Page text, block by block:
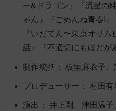
ー&ドラゴン』『流星の
ゃん』『ごめんね青春!』
『いだてん〜東京オリ
話』『不適切にもほどが
制作統括： 板垣麻衣子、
プロデューサー： 村田有
演出： 井上剛、津田温子